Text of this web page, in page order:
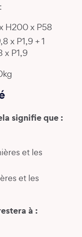
H200 x P58
x P1,9 + 1
x P1,9
signifie que :
et les
et les
à :